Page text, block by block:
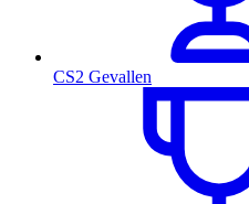
CS2 Gevallen